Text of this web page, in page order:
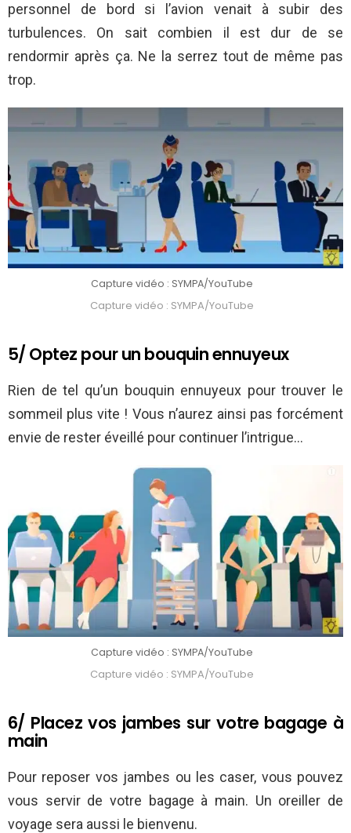
personnel de bord si l’avion venait à subir des
turbulences. On sait combien il est dur de se
rendormir après ça. Ne la serrez tout de même pas
trop.
Capture vidéo : SYMPA/YouTube
Capture vidéo : SYMPA/YouTube
5/ Optez pour un bouquin ennuyeux
Rien de tel qu’un bouquin ennuyeux pour trouver le
sommeil plus vite ! Vous n’aurez ainsi pas forcément
envie de rester éveillé pour continuer l’intrigue…
Capture vidéo : SYMPA/YouTube
Capture vidéo : SYMPA/YouTube
6/ Placez vos jambes sur votre bagage à
main
Pour reposer vos jambes ou les caser, vous pouvez
vous servir de votre bagage à main. Un oreiller de
voyage sera aussi le bienvenu.